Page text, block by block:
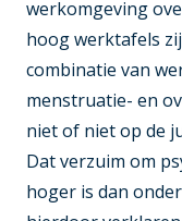
werkomgeving
hoog werktafels
combinatie van
menstruatie- en
niet of niet op de
Dat verzuim om
hoger is dan